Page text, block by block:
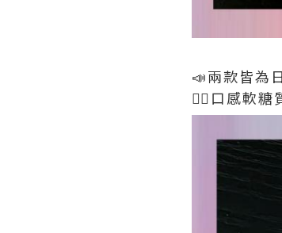
📣兩款皆為
👆🏻口感軟